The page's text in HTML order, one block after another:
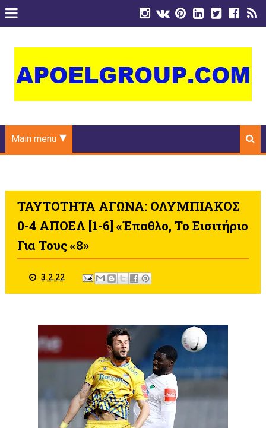
Main menu
ΤΑΥΤΟΤΗΤΑ ΑΓΩΝΑ: ΟΛΥΜΠΙΑΚΟΣ
0-4 ΑΠΟΕΛ [1-6] «Έπαθλο, Το Εισιτήριο
Για Τους «8»
3.2.22